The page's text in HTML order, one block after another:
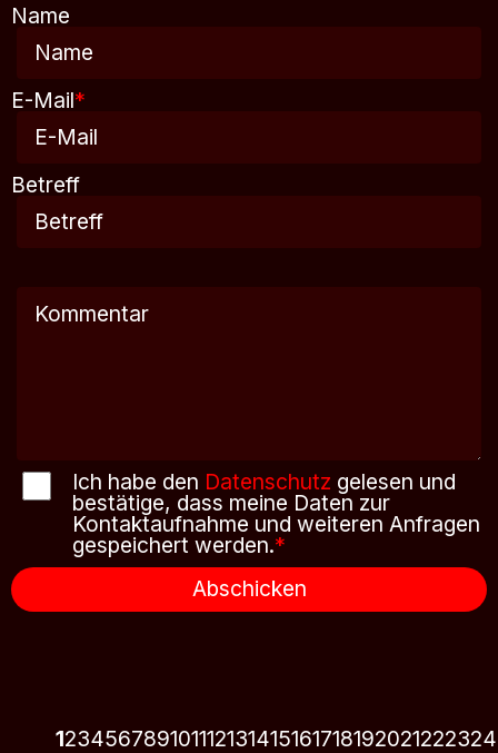
Name
E-Mail*
Betreff
Ich habe den Datenschutz gelesen und
bestätige, dass meine Daten zur
Kontaktaufnahme und weiteren Anfragen
gespeichert werden.*
Abschicken
123456789101112131415161718192021222324